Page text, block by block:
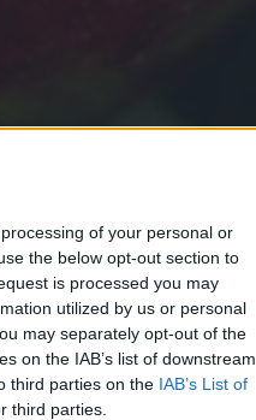
of your personal or
the below opt-out section to
is processed you may
utilized by us or personal
may separately opt-out of the
on the IAB’s list of downstream
third parties on the IAB’s List of
third parties.